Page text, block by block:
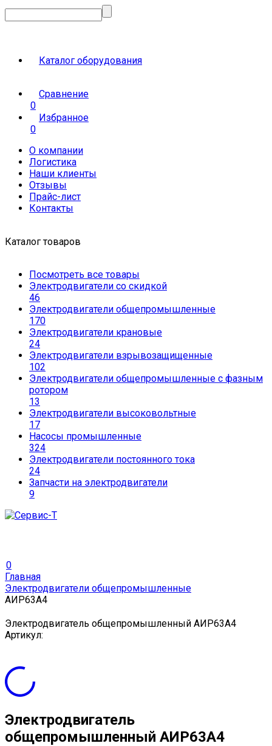
Каталог оборудования
Сравнение
0
Избранное
0
О компании
Логистика
Наши клиенты
Отзывы
Прайс-лист
Контакты
Каталог товаров
Посмотреть все товары
Электродвигатели со скидкой
46
Электродвигатели общепромышленные
170
Электродвигатели крановые
24
Электродвигатели взрывозащищенные
102
Электродвигатели общепромышленные с фазным
ротором
13
Электродвигатели высоковольтные
17
Насосы промышленные
324
Электродвигатели постоянного тока
24
Запчасти на электродвигатели
9
0
Главная
Электродвигатели общепромышленные
АИР63А4
Электродвигатель общепромышленный АИР63А4
Артикул:
Электродвигатель
общепромышленный АИР63А4